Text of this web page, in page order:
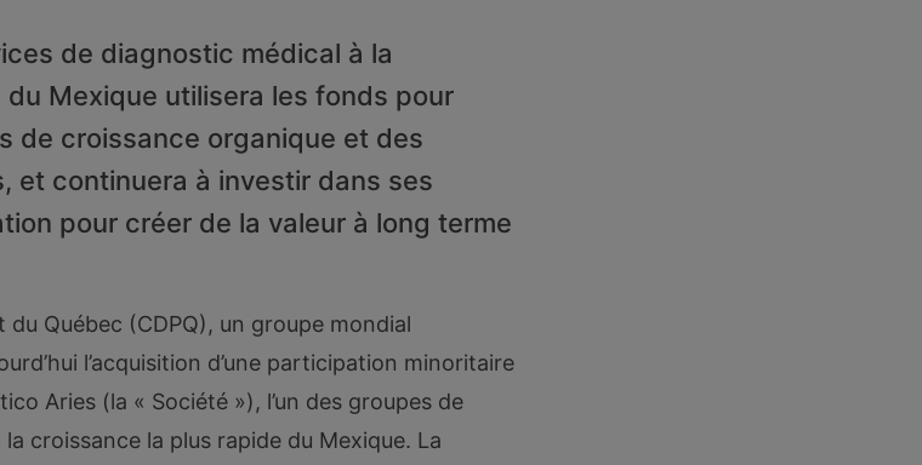
de diagnostic médical à la
Mexique utilisera les fonds pour
de croissance organique et des
et continuera à investir dans ses
pour créer de la valeur à long terme
Québec (CDPQ), un groupe mondial
l’acquisition d’une participation minoritaire
Aries (la « Société »), l’un des groupes de
croissance la plus rapide du Mexique. La